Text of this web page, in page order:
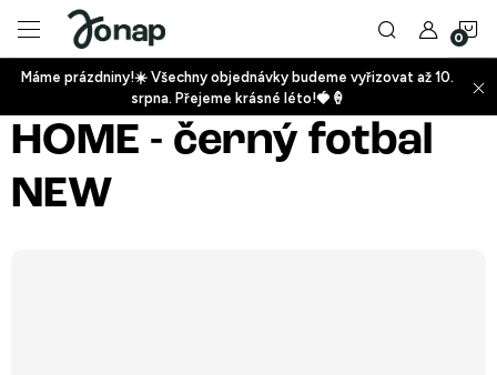
obsah
+
Máme prázdniny!☀️ Všechny objednávky budeme vyřizovat až 10.
srpna. Přejeme krásné léto!🍓🍦
HOME - černý fotbal
NEW